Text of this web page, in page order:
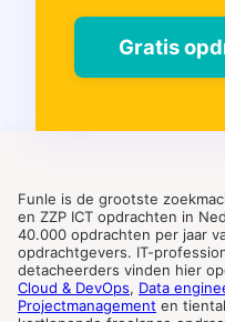
Gratis
Funle is de grootste
en ZZP ICT opdrachten in
40.000 opdrachten per jaar
opdrachtgevers. IT-
detacheerders vinden hier
Cloud & DevOps, Data
Projectmanagement en